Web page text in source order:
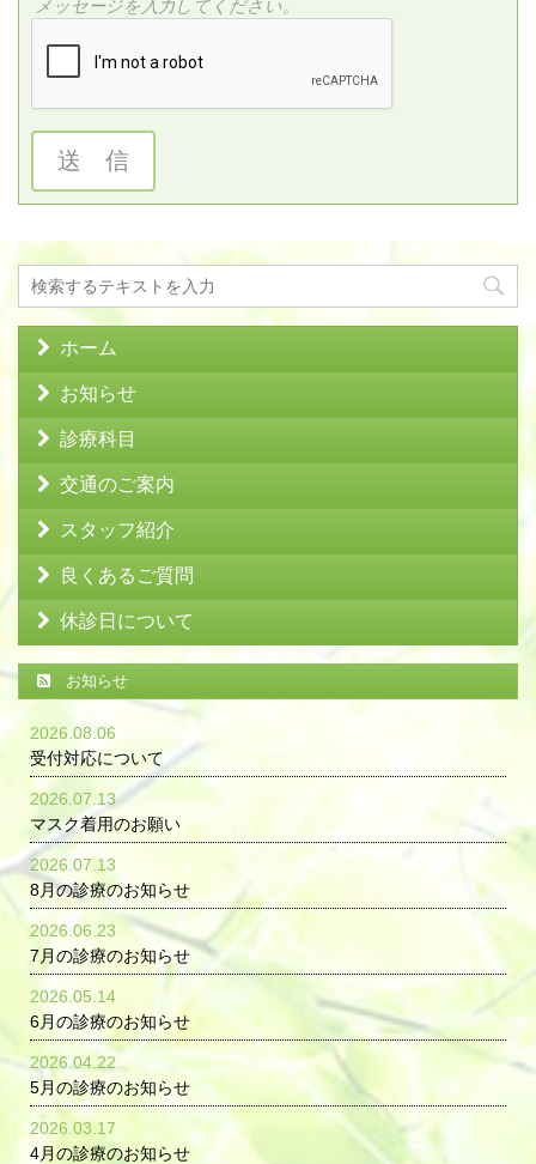
メッセージを入力してください。
送 信
ホーム
お知らせ
診療科目
交通のご案内
スタッフ紹介
良くあるご質問
休診日について
お知らせ
2026.08.06
受付対応について
2026.07.13
マスク着用のお願い
2026.07.13
8月の診療のお知らせ
2026.06.23
7月の診療のお知らせ
2026.05.14
6月の診療のお知らせ
2026.04.22
5月の診療のお知らせ
2026.03.17
4月の診療のお知らせ